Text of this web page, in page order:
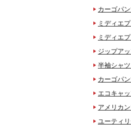
カーゴパ
ミディエ
ミディエ
ジップア
半袖シャ
カーゴパ
エコキャ
アメリカ
ユーティ